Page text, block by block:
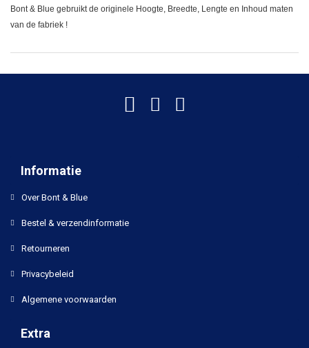
Bont & Blue gebruikt de originele Hoogte, Breedte, Lengte en Inhoud maten
van de fabriek !
Informatie
Over Bont & Blue
Bestel & verzendinformatie
Retourneren
Privacybeleid
Algemene voorwaarden
Extra